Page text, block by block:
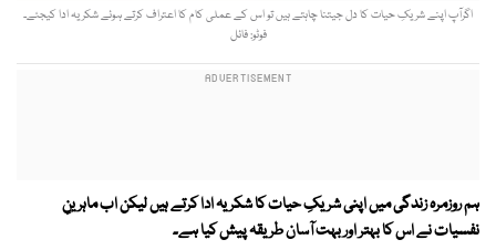
اگرآپ اپنے شریکِ حیات کا دل جیتنا چاہتے ہیں تو اس کے عملی کام کا اعتراف کرتے ہوئے شکریہ ادا کیجئے۔
فوٹو: فائل
ہم روزمرہ زندگی میں اپنی شریکِ حیات کا شکریہ ادا کرتے ہیں لیکن اب ماہرینِ
نفسیات نے اس کا بہتر اور بہت آسان طریقہ پیش کیا ہے۔